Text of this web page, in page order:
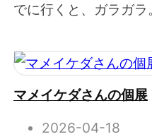
でに行くと、ガラガラ。
マメイケダさんの個展
2026-04-18